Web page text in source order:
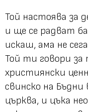
Той настоява за
и ще се радват
искаш, ама не
Той ти говори
християнски
свинско на Бъдни
църква, и цъка